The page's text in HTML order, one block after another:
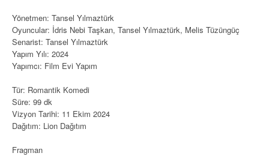
Yönetmen: Tansel Yılmaztürk
Oyuncular: İdris Nebi Taşkan, Tansel Yılmaztürk, Melis Tüzüngüç
Senarist: Tansel Yılmaztürk
Yapım Yılı: 2024
Yapımcı: Film Evi Yapım
Tür: Romantik Komedi
Süre: 99 dk
Vizyon Tarihi: 11 Ekim 2024
Dağıtım: Lion Dağıtım
Fragman